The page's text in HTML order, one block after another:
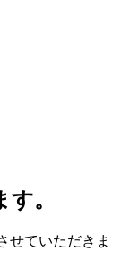
。
せていただきま